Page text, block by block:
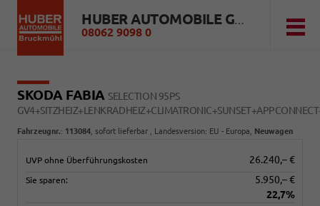
HUBER AUTOMOBILE GMBH
08062 9098 0
SKODA FABIA SELECTION 95PS
Fahrzeugnr.: 113084 sofort lieferbar , Landesversion: EU - Europa, Neuwagen
UVP ohne Überführungskosten 26.240,– €
Sie sparen:
5.950,– €
22,7%